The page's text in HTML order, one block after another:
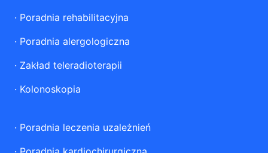
· Poradnia rehabilitacyjna
· Poradnia alergologiczna
· Zakład teleradioterapii
· Kolonoskopia
· Poradnia leczenia uzależnień